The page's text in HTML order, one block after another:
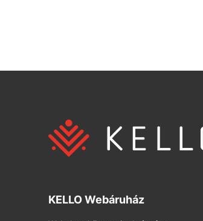
KELLO Webáruház